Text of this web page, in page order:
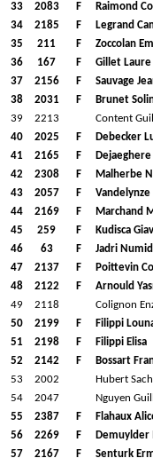
33
2083 F
Raimond
34
2185 F
Legrand
35
211 F
Zoccolan
36
167 F
Gillet Laure
37
2156 F
Sauvage
38
2031 F
Brunet
39
2213
Content
40
2025 F
Debecker
41
2165 F
Dejaeghere
42
2308 F
Malherbe
43
2057 F
Vandelynze
44
2169 F
Marchand
45
259 F
Kudisca
46
63 F
Jadri
47
2137 F
Poittevin
48
2122 F
Arnould
49
2118
Colignon
50
2199 F
Filippi
51
2198 F
Filippi Elisa
52
2142 F
Bossart
53
2002
Hubert
54
2047
Nguyen
55
2387 F
Flahaux
56
2269 F
57
2167 F
Senturk